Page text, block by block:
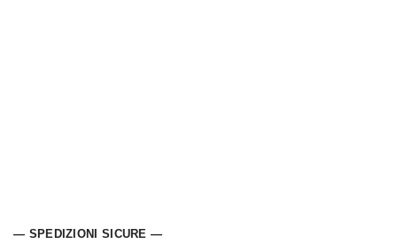
— SPEDIZIONI SICURE —